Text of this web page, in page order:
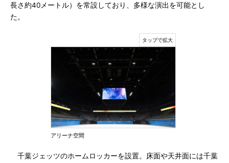
長さ約40メートル）を常設しており、多様な演出を可能とし
た。
アリーナ空間
千葉ジェッツのホームロッカーを設置。床面や天井面には千葉